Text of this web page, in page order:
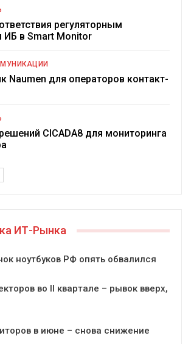
регуляторным
ИБ в Smart Monitor
Naumen для операторов контакт-
CICADA8 для мониторинга
ИТ-Рынка
ноутбуков РФ опять обвалился
во II квартале – рывок вверх,
в июне – снова снижение